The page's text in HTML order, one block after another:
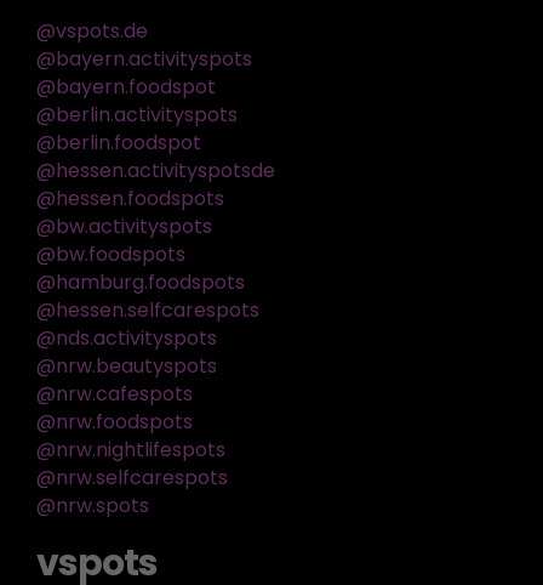
@vspots.de
@bayern.activityspots
@bayern.foodspot
@berlin.activityspots
@berlin.foodspot
@hessen.activityspotsde
@hessen.foodspots
@bw.activityspots
@bw.foodspots
@hamburg.foodspots
@hessen.selfcarespots
@nds.activityspots
@nrw.beautyspots
@nrw.cafespots
@nrw.foodspots
@nrw.nightlifespots
@nrw.selfcarespots
@nrw.spots
vspots